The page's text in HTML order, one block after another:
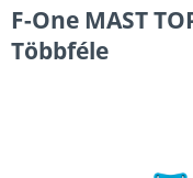
F-One MAST
Többféle